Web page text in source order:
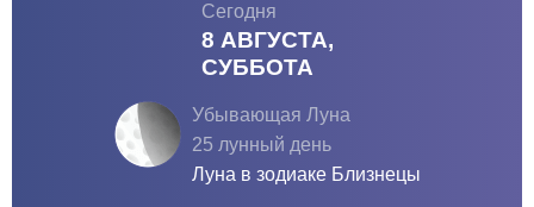
Сегодня
8 АВГУСТА,
СУББОТА
Убывающая Луна
25 лунный день
Луна в зодиаке Близнецы